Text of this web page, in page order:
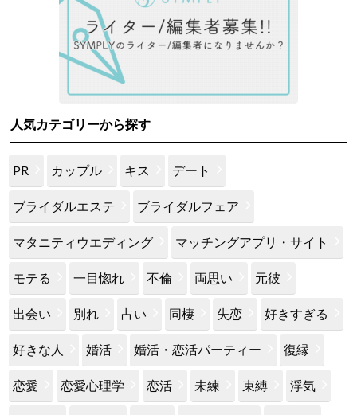
人気カテゴリーから探す
PR カップル キス デート
ブライダルエステ ブライダルフェア
マタニティウエディング マッチングアプリ・サイト
モテる 一目惚れ 不倫 両思い 元彼
出会い 別れ 占い 同棲 失恋 好きすぎる
好きな人 婚活 婚活・恋活パーティー 復縁
恋愛 恋愛心理学 恋活 未練 束縛 浮気